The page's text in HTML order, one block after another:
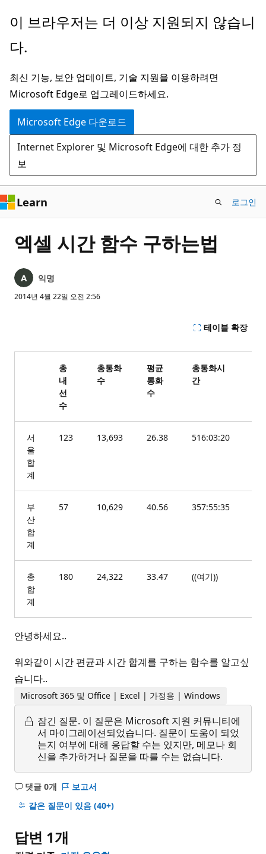
주
콘
츠
로
건
너
뛰
기
이 브라우저는 더 이상 지원되지 않습니
다.
최신 기능, 보안 업데이트, 기술 지원을 이용하려면
Microsoft Edge로 업그레이드하세요.
Microsoft Edge 다운로드
Internet Explorer 및 Microsoft Edge에 대한 추가 정
보
Learn 로그인
엑셀 시간 함수 구하는법
익명
2014년 4월 22일 오전 2:56
테이블 확장
총
내
선
수
총통화
수
평균
통화
수
총통화시
간
서
울
합
계
123 13,693 26.38 516:03:20
부
산
합
계
57 10,629 40.56 357:55:35
총
합
계
180 24,322 33.47 ((여기))
안녕하세요..
위와같이 시간 편균과 시간 합계를 구하는 함수를 알고싶
습니다..
Microsoft 365 및 Office | Excel | 가정용 | Windows
잠긴 질문. 이 질문은 Microsoft 지원 커뮤니티에
서 마이그레이션되었습니다. 질문이 도움이 되었
는지 여부에 대해 응답할 수는 있지만, 메모나 회
신을 추가하거나 질문을 따를 수는 없습니다.
댓글 0개
설
명
음
보고서
같은 질문이 있음 (40+)
답변 1개